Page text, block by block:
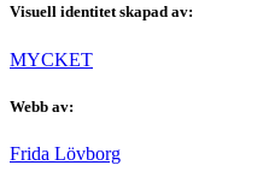
Visuell identitet skapad av:
MYCKET
Webb av:
Frida Lövborg